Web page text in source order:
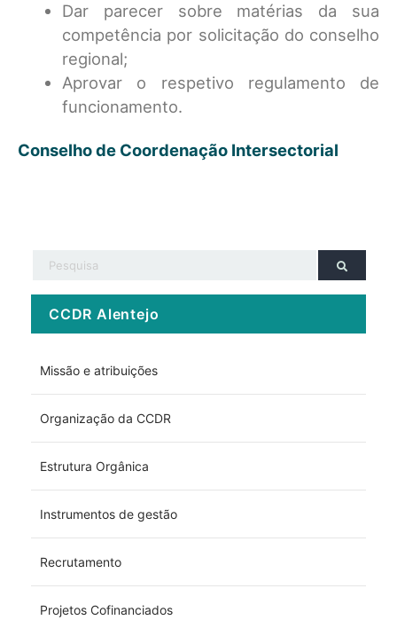
Dar parecer sobre matérias da sua
competência por solicitação do conselho
regional;
Aprovar o respetivo regulamento de
funcionamento.
Conselho de Coordenação Intersectorial
CCDR Alentejo
Missão e atribuições
Organização da CCDR
Estrutura Orgânica
Instrumentos de gestão
Recrutamento
Projetos Cofinanciados